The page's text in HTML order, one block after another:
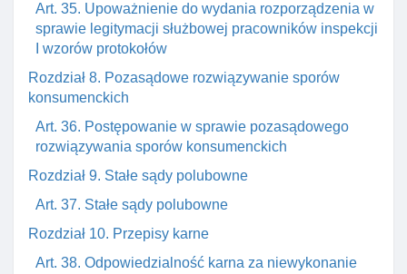
Art. 35. Upoważnienie do wydania rozporządzenia w
sprawie legitymacji służbowej pracowników inspekcji
I wzorów protokołów
Rozdział 8. Pozasądowe rozwiązywanie sporów
konsumenckich
Art. 36. Postępowanie w sprawie pozasądowego
rozwiązywania sporów konsumenckich
Rozdział 9. Stałe sądy polubowne
Art. 37. Stałe sądy polubowne
Rozdział 10. Przepisy karne
Art. 38. Odpowiedzialność karna za niewykonanie